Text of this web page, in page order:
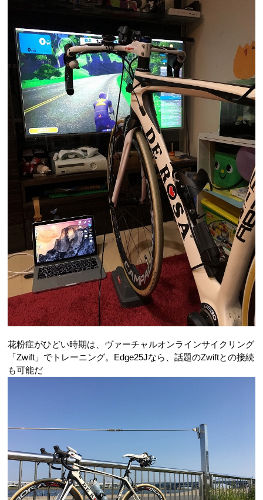
花粉症がひどい時期は、ヴァーチャルオンラインサイクリング
「Zwift」でトレーニング。Edge25Jなら、話題のZwiftとの接続
も可能だ